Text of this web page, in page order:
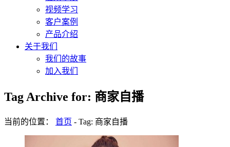
视频学习
客户案例
产品介绍
关于我们
我们的故事
加入我们
Tag Archive for: 商家自播
当前的位置： 首页 - Tag: 商家自播